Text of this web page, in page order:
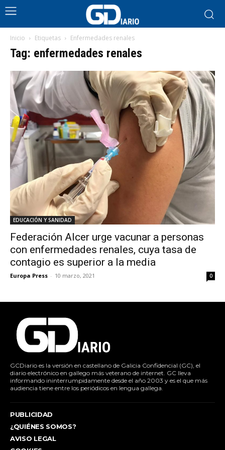
Inicio Etiquetas Enfermedades renales
Tag: enfermedades renales
EDUCACIÓN Y SANIDAD
Federación Alcer urge vacunar a personas
con enfermedades renales, cuya tasa de
contagio es superior a la media
Europa Press - 10 marzo, 2021 0
GCDiario es la versión en castellano de Galicia Confidencial (GC), el
diario electrónico en gallego más veterano de internet. GC lleva
informando ininterrumpidamente desde el año 2003 y es el que más
audiencia tiene entre los periódicos en lengua gallega.
PUBLICIDAD
¿QUIÉNES SOMOS?
AVISO LEGAL